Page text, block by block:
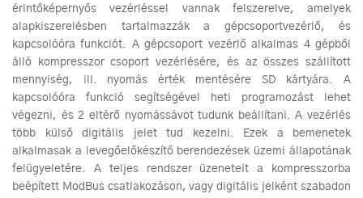
érintőképernyős vezérléssel vannak felszerelve, amelyek
alapkiszerelésben tartalmazzák a gépcsoportvezérlő, és
kapcsolóóra funkciót. A gépcsoport vezérlő alkalmas 4 gépből
álló kompresszor csoport vezérlésére, és az összes szállított
mennyiség, ill. nyomás érték mentésére SD kártyára. A
kapcsolóóra funkció segítségével heti programozást lehet
végezni, és 2 eltérő nyomássávot tudunk beállítani. A vezérlés
több külső digitális jelet tud kezelni. Ezek a bemenetek
alkalmasak a levegőelőkészítő berendezések üzemi állapotának
felügyeletére. A teljes rendszer üzeneteit a kompresszorba
beépített ModBus csatlakozáson, vagy digitális jelként szabadon